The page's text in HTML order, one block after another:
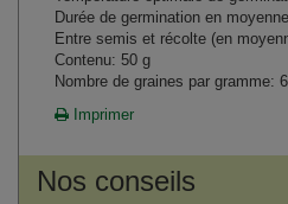
Durée de germination en
Entre semis et récolte (en
Contenu: 50 g
Nombre de graines par gramme: 6
Imprimer
Nos conseils